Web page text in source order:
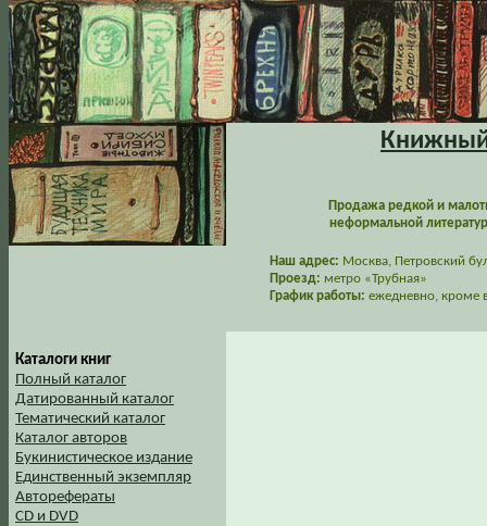
Книжный
Продажа редкой и
неформальной
Наш адрес: Москва, Петровский
Проезд: метро «Трубная»
График работы: ежедневно, кроме
Каталоги книг
Полный каталог
Датированный каталог
Тематический каталог
Каталог авторов
Букинистическое издание
Единственный экземпляр
Авторефераты
CD и DVD